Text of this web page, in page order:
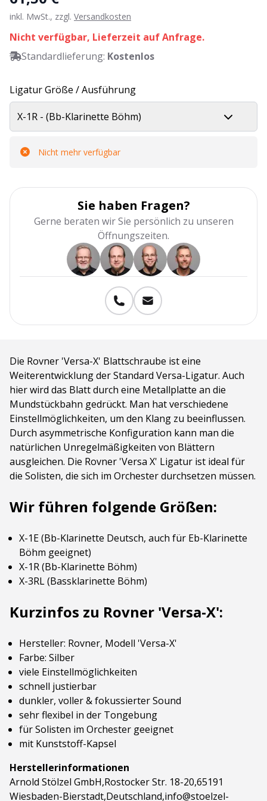
inkl. MwSt., zzgl. Versandkosten
Nicht verfügbar, Lieferzeit auf Anfrage.
Standardlieferung: Kostenlos
Ligatur Größe / Ausführung
X-1R - (Bb-Klarinette Böhm)
Nicht mehr verfügbar
Sie haben Fragen?
Gerne beraten wir Sie persönlich zu unseren
Öffnungszeiten.
Die Rovner 'Versa-X' Blattschraube ist eine
Weiterentwicklung der Standard Versa-Ligatur. Auch
hier wird das Blatt durch eine Metallplatte an die
Mundstückbahn gedrückt. Man hat verschiedene
Einstellmöglichkeiten, um den Klang zu beeinflussen.
Durch asymmetrische Konfiguration kann man die
natürlichen Unregelmäßigkeiten von Blättern
ausgleichen. Die Rovner 'Versa X' Ligatur ist ideal für
die Solisten, die sich im Orchester durchsetzen müssen.
Wir führen folgende Größen:
X-1E (Bb-Klarinette Deutsch, auch für Eb-Klarinette
Böhm geeignet)
X-1R (Bb-Klarinette Böhm)
X-3RL (Bassklarinette Böhm)
Kurzinfos zu Rovner 'Versa-X':
Hersteller: Rovner, Modell 'Versa-X'
Farbe: Silber
viele Einstellmöglichkeiten
schnell justierbar
dunkler, voller & fokussierter Sound
sehr flexibel in der Tongebung
für Solisten im Orchester geeignet
mit Kunststoff-Kapsel
Herstellerinformationen
Arnold Stölzel GmbH,Rostocker Str. 18-20,65191
Wiesbaden-Bierstadt,Deutschland,info@stoelzel-